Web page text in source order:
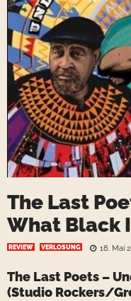
The Last
What Black
REVIEW VERLOSUNG 18. Mai
The Last Poets –
(Studio Rockers/